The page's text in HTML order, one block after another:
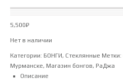
5,500₽
Нет в наличии
Категории: БОНГИ, Стеклянные Метки:
Мурманске, Магазин бонгов, РаДжа
Описание